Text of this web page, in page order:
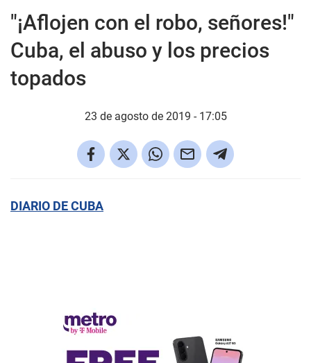
"¡Aflojen con el robo, señores!"
Cuba, el abuso y los precios
topados
23 de agosto de 2019 - 17:05
DIARIO DE CUBA